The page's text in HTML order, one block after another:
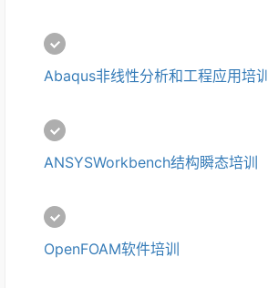
Abaqus非线性分析和工程应用培训
ANSYSWorkbench结构瞬态培训
OpenFOAM软件培训